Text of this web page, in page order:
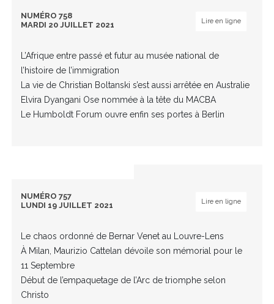
NUMÉRO 758
MARDI 20 JUILLET 2021
Lire en ligne
L’Afrique entre passé et futur au musée national de
l’histoire de l’immigration
La vie de Christian Boltanski s’est aussi arrêtée en Australie
Elvira Dyangani Ose nommée à la tête du MACBA
Le Humboldt Forum ouvre enfin ses portes à Berlin
NUMÉRO 757
LUNDI 19 JUILLET 2021
Lire en ligne
Le chaos ordonné de Bernar Venet au Louvre-Lens
À Milan, Maurizio Cattelan dévoile son mémorial pour le
11 Septembre
Début de l’empaquetage de l’Arc de triomphe selon
Christo